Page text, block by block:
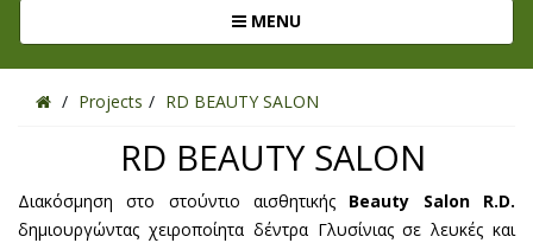
MENUToggle navigation
Projects RD BEAUTY SALON
RD BEAUTY SALON
Διακόσμηση στο στούντιο αισθητικής Beauty Salon R.D.
δημιουργώντας χειροποίητα δέντρα Γλυσίνιας σε λευκές και